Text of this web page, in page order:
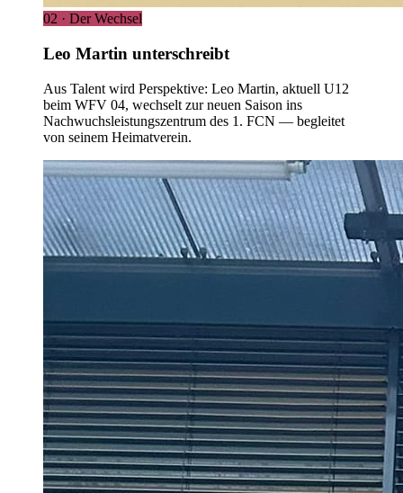
02 · Der Wechsel
Leo Martin unterschreibt
Aus Talent wird Perspektive: Leo Martin, aktuell U12
beim WFV 04, wechselt zur neuen Saison ins
Nachwuchsleistungszentrum des 1. FCN — begleitet
von seinem Heimatverein.